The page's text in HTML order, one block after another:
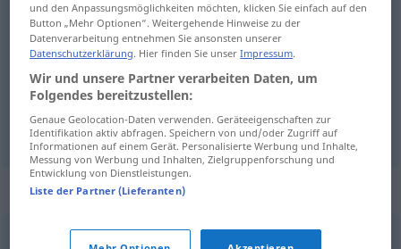
gebürtig, stammend originario
ursprünglich originariodelle origini
Synonyme für "originario"
und den Anpassungsmöglichkeiten möchten, klicken Sie einfach auf den
Button „Mehr Optionen“. Weitergehende Hinweise zu der
Datenverarbeitung entnehmen Sie ansonsten unserer
Datenschutzerklärung. Hier finden Sie unserImpressum.
Wir und unsere Partner verarbeiten Daten, um
Folgendes bereitzustellen:
Genaue Geolocation-Daten verwenden. Geräteeigenschaften zur
Identifikation aktiv abfragen. Speichern von und/oder Zugriff auf
Informationen auf einem Gerät. Personalisierte Werbung und Inhalte,
Messung von Werbung und Inhalten, Zielgruppenforschung und
Entwicklung von Dienstleistungen.
Liste der Partner (Lieferanten)